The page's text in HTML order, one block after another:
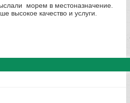
морем в местоназначение.
высокое качество и услуги.